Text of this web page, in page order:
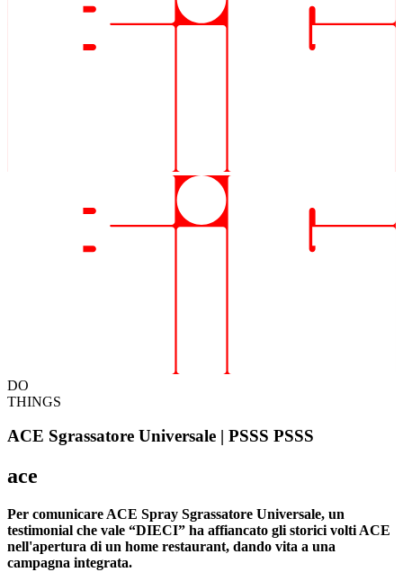
DO
THINGS
ACE Sgrassatore Universale | PSSS PSSS
ace
Per comunicare ACE Spray Sgrassatore Universale, un
testimonial che vale “DIECI” ha affiancato gli storici volti ACE
nell'apertura di un home restaurant, dando vita a una
campagna integrata.